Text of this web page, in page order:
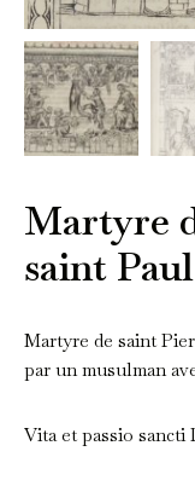
Martyre
saint Paul
Martyre de saint
par un musulman
Vita et passio sancti